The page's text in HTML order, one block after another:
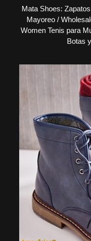
Mata Shoes:
Mayoreo /
Women Tenis para
Botas